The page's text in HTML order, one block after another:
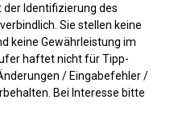
der Identifizierung des
Sie stellen keine
keine Gewährleistung im
haftet nicht für Tipp-
/ Eingabefehler /
Bei Interesse bitte